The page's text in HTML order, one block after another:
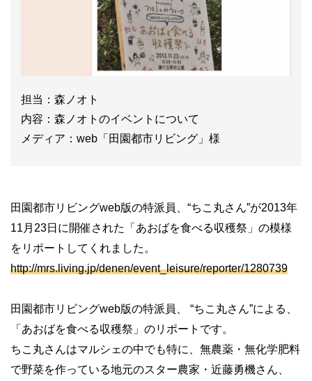
担当：森ノオト
内容：森ノオトのイベントについて
メディア：web「田園都市リビング」様
田園都市リビングweb版の特派員、“ちこ丸さん”が2013年
11月23日に開催された「あおばを食べる収穫祭」の模様
をリポートしてくれました。
http://mrs.living.jp/denen/event_leisure/reporter/1280739
田園都市リビングweb版の特派員、 “ちこ丸さん”による、
「あおばを食べる収穫祭」のリポートです。
ちこ丸さんはマルシェの中でも特に、無農薬・無化学肥料
で野菜を作っている地元のスター農家・近藤勇機さん、